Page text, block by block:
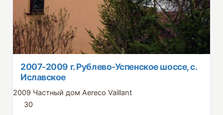
2007-2009 г. Рублево-Успенское шоссе, с.
Иславское
2009 Частный дом Aereco Vaillant
30